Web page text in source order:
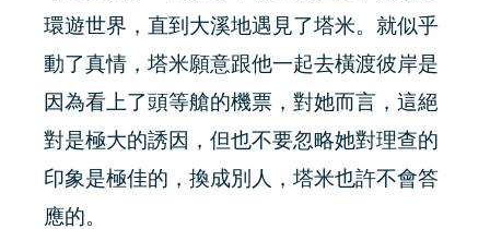
環遊世界，直到大溪地遇見了塔米。就似乎
動了真情，塔米願意跟他一起去橫渡彼岸是
因為看上了頭等艙的機票，對她而言，這絕
對是極大的誘因，但也不要忽略她對理查的
印象是極佳的，換成別人，塔米也許不會答
應的。